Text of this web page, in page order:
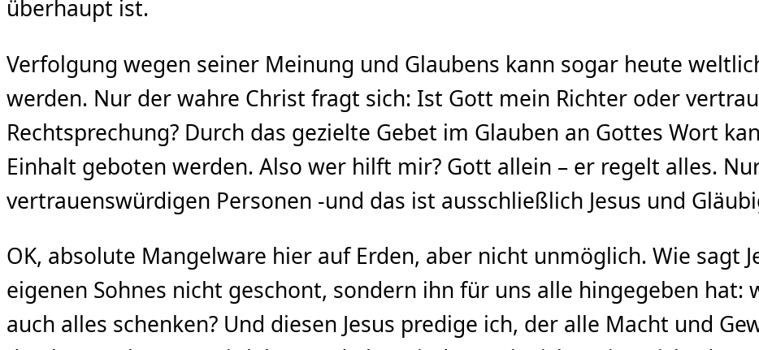
überhaupt ist.
Verfolgung wegen seiner Meinung und Glaubens kann sogar heute
werden. Nur der wahre Christ fragt sich: Ist Gott mein Richter oder
Rechtsprechung? Durch das gezielte Gebet im Glauben an Gottes Wort
Einhalt geboten werden. Also wer hilft mir? Gott allein – er regelt alles.
vertrauenswürdigen Personen -und das ist ausschließlich Jesus und
OK, absolute Mangelware hier auf Erden, aber nicht unmöglich. Wie sagt
eigenen Sohnes nicht geschont, sondern ihn für uns alle hingegeben
auch alles schenken? Und diesen Jesus predige ich, der alle Macht und